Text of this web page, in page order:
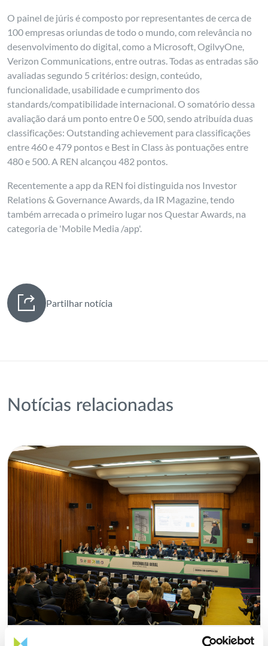
O painel de júris é composto por representantes de cerca de
100 empresas oriundas de todo o mundo, com relevância no
desenvolvimento do digital, como a Microsoft, OgilvyOne,
Verizon Communications, entre outras. Todas as entradas são
avaliadas segundo 5 critérios: design, conteúdo,
funcionalidade, usabilidade e cumprimento dos
standards/compatibilidade internacional. O somatório dessa
avaliação dará um ponto entre 0 e 500, sendo atribuída duas
classificações: Outstanding achievement para classificações
entre 460 e 479 pontos e Best in Class às pontuações entre
480 e 500. A REN alcançou 482 pontos.
Recentemente a app da REN foi distinguida nos Investor
Relations & Governance Awards, da IR Magazine, tendo
também arrecada o primeiro lugar nos Questar Awards, na
categoria de 'Mobile Media /app'.
Partilhar notícia
Notícias relacionadas